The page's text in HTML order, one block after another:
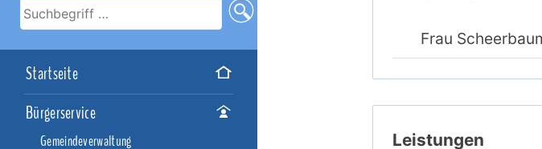
Startseite
Bürgerservice
Gemeindeverwaltung
Frau
Leistungen